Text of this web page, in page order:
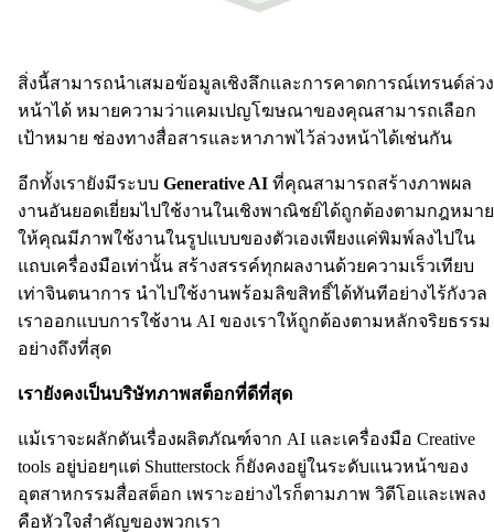
สิ่งนี้สามารถนำเสมอข้อมูลเชิงลึกและการคาดการณ์เทรนด์ล่วง
หน้าได้ หมายความว่าแคมเปญโฆษณาของคุณสามารถเลือก
เป้าหมาย ช่องทางสื่อสารและหาภาพไว้ล่วงหน้าได้เช่นกัน
อีกทั้งเรายังมีระบบ Generative AI ที่คุณสามารถสร้างภาพผล
งานอันยอดเยี่ยมไปใช้งานในเชิงพาณิชย์ได้ถูกต้องตามกฎหมาย
ให้คุณมีภาพใช้งานในรูปแบบของตัวเองเพียงแค่พิมพ์ลงไปใน
แถบเครื่องมือเท่านั้น สร้างสรรค์ทุกผลงานด้วยความเร็วเทียบ
เท่าจินตนาการ นำไปใช้งานพร้อมลิขสิทธิ์ได้ทันทีอย่างไร้กังวล
เราออกแบบการใช้งาน AI ของเราให้ถูกต้องตามหลักจริยธรรม
อย่างถึงที่สุด
เรายังคงเป็นบริษัทภาพสต็อกที่ดีที่สุด
แม้เราจะผลักดันเรื่องผลิตภัณฑ์จาก AI และเครื่องมือ Creative
tools อยู่บ่อยๆแต่ Shutterstock ก็ยังคงอยู่ในระดับแนวหน้าของ
อุตสาหกรรมสื่อสต็อก เพราะอย่างไรก็ตามภาพ วิดีโอและเพลง
คือหัวใจสำคัญของพวกเรา